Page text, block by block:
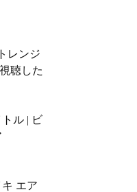
レンジ
聴した
ル | ビ
エア